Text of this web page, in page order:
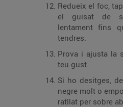
Redueix el foc,
el guisat de
lentament fins
tendres.
Prova i ajusta la
teu gust.
Si ho desitges,
negre molt o
ratllat per sobre